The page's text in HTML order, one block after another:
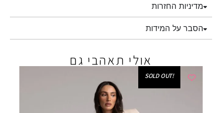
מדיניות החזרות
הסבר על המידות
אולי תאהבי גם
!SOLD OUT